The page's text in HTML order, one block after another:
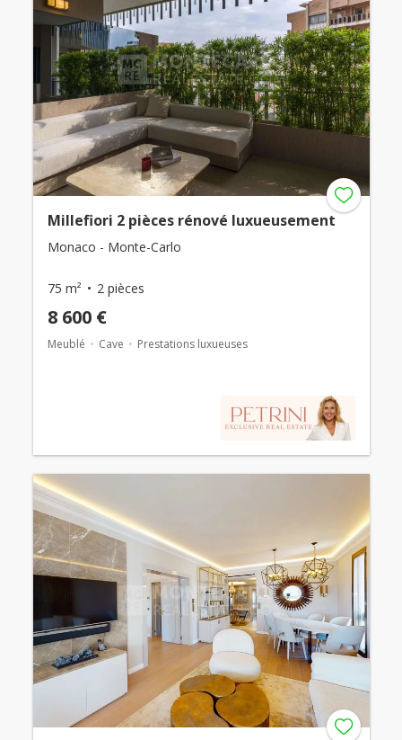
Millefiori 2 pièces rénové luxueusement
Monaco - Monte-Carlo
75 m² 2 pièces
8 600 €
Meublé Cave Prestations luxueuses